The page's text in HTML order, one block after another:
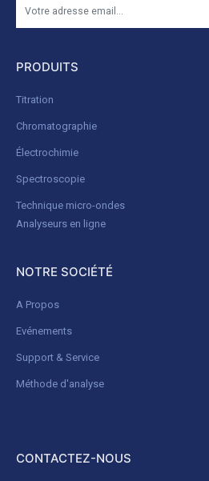
PRODUITS
Titration
Chromatographie
Électrochimie
Spectroscopie
Technique micro-ondes
Analyseurs en ligne
NOTRE SOCIÉTÉ
A Propos
Evénements
Support & Service
Méthode d'analyse
CONTACTEZ-NOUS